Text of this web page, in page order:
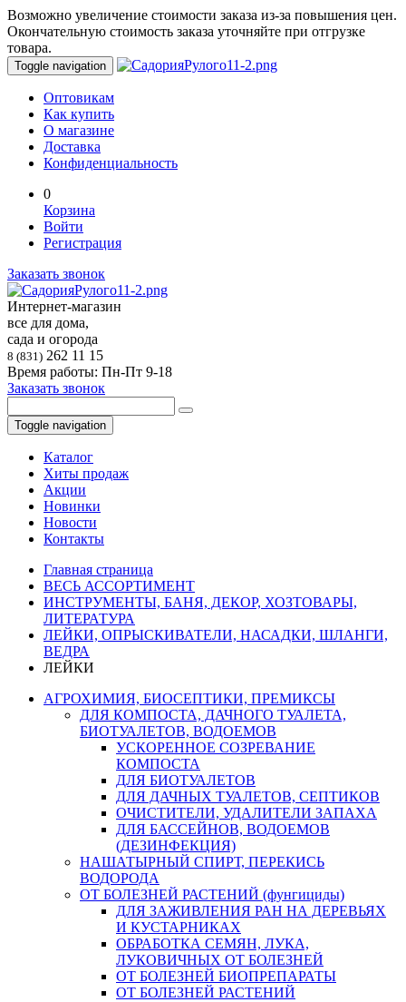
Возможно увеличение стоимости заказа из-за повышения цен.
Окончательную стоимость заказа уточняйте при отгрузке
товара.
Toggle navigation
Оптовикам
Как купить
О магазине
Доставка
Конфиденциальность
0
Корзина
Войти
Регистрация
Заказать звонок
Интернет-магазин
все для дома,
сада и огорода
8 (831) 262 11 15
Время работы: Пн-Пт 9-18
Заказать звонок
Toggle navigation
Каталог
Хиты продаж
Акции
Новинки
Новости
Контакты
Главная страница
ВЕСЬ АССОРТИМЕНТ
ИНСТРУМЕНТЫ, БАНЯ, ДЕКОР, ХОЗТОВАРЫ,
ЛИТЕРАТУРА
ЛЕЙКИ, ОПРЫСКИВАТЕЛИ, НАСАДКИ, ШЛАНГИ,
ВЕДРА
ЛЕЙКИ
АГРОХИМИЯ, БИОСЕПТИКИ, ПРЕМИКСЫ
ДЛЯ КОМПОСТА, ДАЧНОГО ТУАЛЕТА,
БИОТУАЛЕТОВ, ВОДОЕМОВ
УСКОРЕННОЕ СОЗРЕВАНИЕ
КОМПОСТА
ДЛЯ БИОТУАЛЕТОВ
ДЛЯ ДАЧНЫХ ТУАЛЕТОВ, СЕПТИКОВ
ОЧИСТИТЕЛИ, УДАЛИТЕЛИ ЗАПАХА
ДЛЯ БАССЕЙНОВ, ВОДОЕМОВ
(ДЕЗИНФЕКЦИЯ)
НАШАТЫРНЫЙ СПИРТ, ПЕРЕКИСЬ
ВОДОРОДА
ОТ БОЛЕЗНЕЙ РАСТЕНИЙ (фунгициды)
ДЛЯ ЗАЖИВЛЕНИЯ РАН НА ДЕРЕВЬЯХ
И КУСТАРНИКАХ
ОБРАБОТКА СЕМЯН, ЛУКА,
ЛУКОВИЧНЫХ ОТ БОЛЕЗНЕЙ
ОТ БОЛЕЗНЕЙ БИОПРЕПАРАТЫ
ОТ БОЛЕЗНЕЙ РАСТЕНИЙ